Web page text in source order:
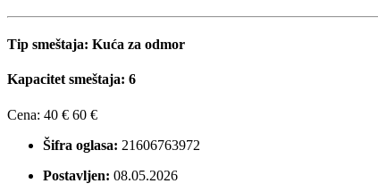
Tip smeštaja: Kuća za odmor
Kapacitet smeštaja: 6
Cena: 40 € 60 €
Šifra oglasa: 21606763972
Postavljen: 08.05.2026